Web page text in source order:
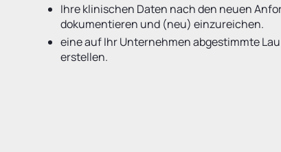
Ihre klinischen Daten nach den neuen
dokumentieren und (neu) einzureichen.
eine auf Ihr Unternehmen abgestimmte
erstellen.